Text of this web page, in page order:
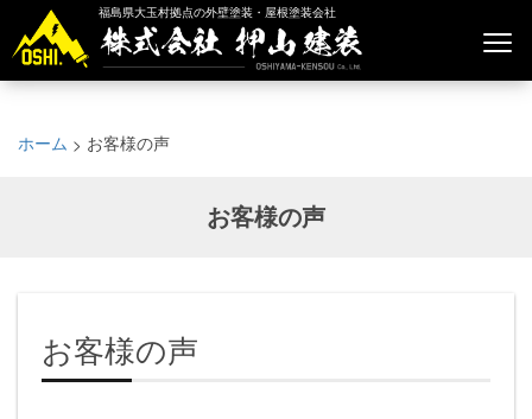
福島県大玉村拠点の外壁塗装・屋根塗装会社
ホーム > お客様の声
お客様の声
お客様の声